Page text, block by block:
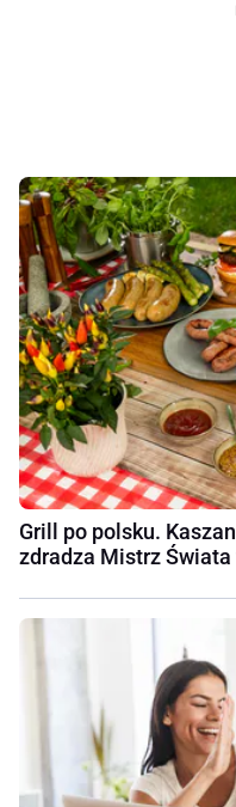
Grill po polsku.
zdradza Mistrz Świata